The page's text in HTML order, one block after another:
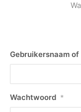
Gebruikersnaam of
Wachtwoord *